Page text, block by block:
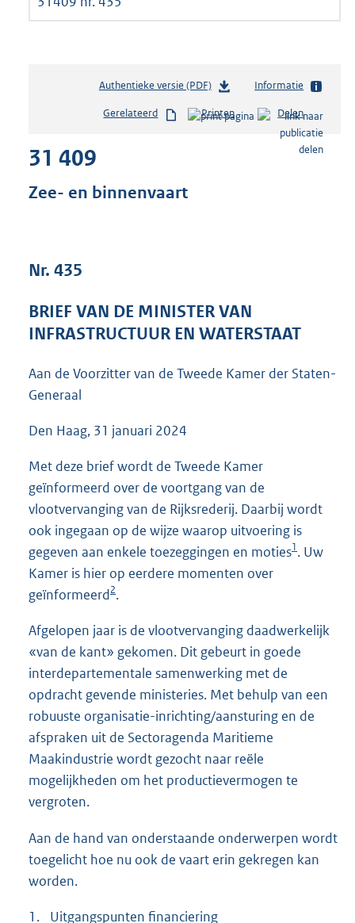
Authentieke versie (PDF)b
s
e
:
7
Informatie
Gerelateerd Printen Delen
31 409
Zee- en binnenvaart
Nr. 435
BRIEF VAN DE MINISTER VAN
INFRASTRUCTUUR EN WATERSTAAT
Aan de Voorzitter van de Tweede Kamer der Staten-
Generaal
Den Haag, 31 januari 2024
Met deze brief wordt de Tweede Kamer
geïnformeerd over de voortgang van de
vlootvervanging van de Rijksrederij. Daarbij wordt
ook ingegaan op de wijze waarop uitvoering is
gegeven aan enkele toezeggingen en moties1. Uw
Kamer is hier op eerdere momenten over
geïnformeerd2.
Afgelopen jaar is de vlootvervanging daadwerkelijk
«van de kant» gekomen. Dit gebeurt in goede
interdepartementale samenwerking met de
opdracht gevende ministeries. Met behulp van een
robuuste organisatie-inrichting/aansturing en de
afspraken uit de Sectoragenda Maritieme
Maakindustrie wordt gezocht naar reële
mogelijkheden om het productievermogen te
vergroten.
Aan de hand van onderstaande onderwerpen wordt
toegelicht hoe nu ook de vaart erin gekregen kan
worden.
1.
Uitgangspunten financiering